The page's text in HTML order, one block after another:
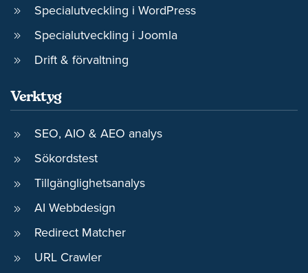
Specialutveckling i WordPress
Specialutveckling i Joomla
Drift & förvaltning
Verktyg
SEO, AIO & AEO analys
Sökordstest
Tillgänglighetsanalys
AI Webbdesign
Redirect Matcher
URL Crawler